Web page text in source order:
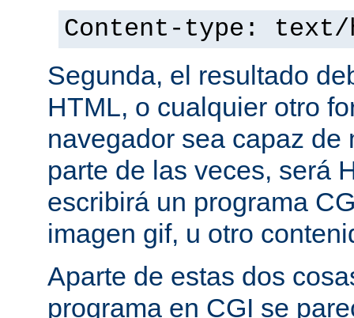
Content-type: text/
Segunda, el resultado
HTML, o cualquier otro
navegador sea capaz de
parte de las veces, será
escribirá un programa
imagen gif, u otro
Aparte de estas dos
programa en CGI se